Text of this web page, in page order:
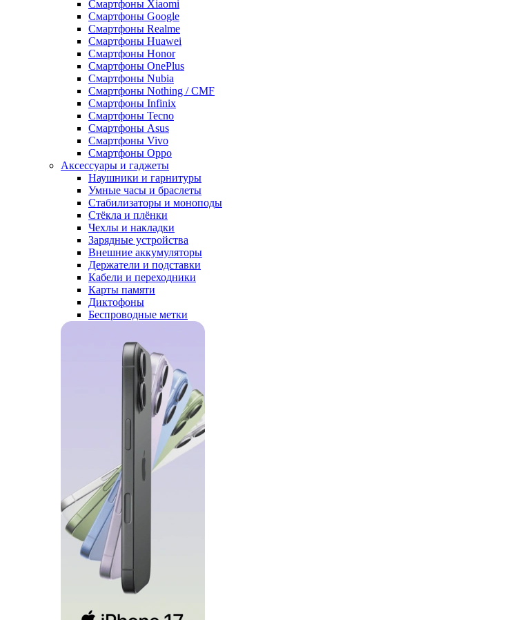
Смартфоны Xiaomi
Смартфоны Google
Смартфоны Realme
Смартфоны Huawei
Смартфоны Honor
Смартфоны OnePlus
Смартфоны Nubia
Смартфоны Nothing / CMF
Смартфоны Infinix
Смартфоны Tecno
Смартфоны Asus
Смартфоны Vivo
Смартфоны Oppo
Аксессуары и гаджеты
Наушники и гарнитуры
Умные часы и браслеты
Стабилизаторы и моноподы
Стёкла и плёнки
Чехлы и накладки
Зарядные устройства
Внешние аккумуляторы
Держатели и подставки
Кабели и переходники
Карты памяти
Диктофоны
Беспроводные метки